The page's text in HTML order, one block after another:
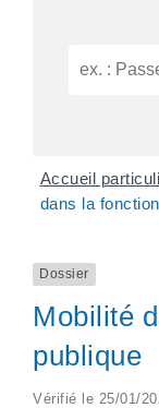
Accueil
dans la
Dossier
Mobilité
publique
Vérifié le 25/01/